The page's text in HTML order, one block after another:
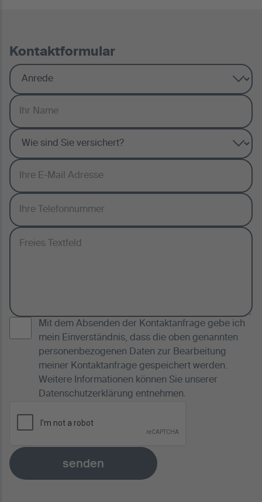
Kontaktformular
Mit dem Absenden der Kontaktanfrage gebe ich
mein Einverständnis, dass die oben genannten
personenbezogenen Daten zur Bearbeitung
meiner Kontaktanfrage gespeichert werden.
Weitere Informationen können Sie unserer
Datenschutzerklärung entnehmen.
senden